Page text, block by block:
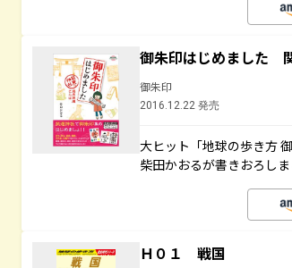
御朱印はじめました
御朱印
2016.12.22 発売
大ヒット「地球の歩き方
柴田かおるが書きおろし
Ｈ０１ 戦国